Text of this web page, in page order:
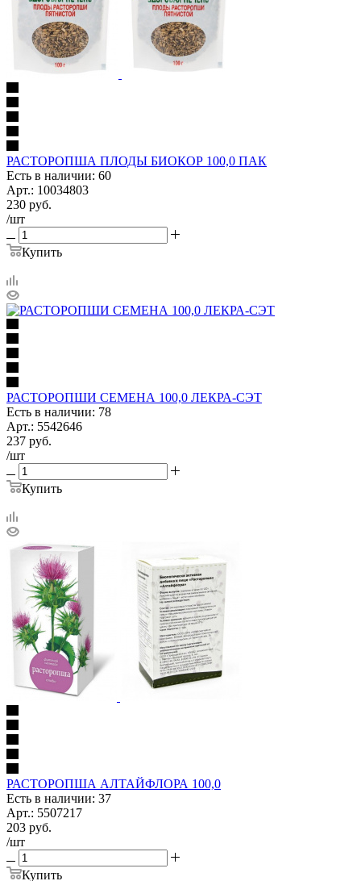
РАСТОРОПША ПЛОДЫ БИОКОР 100,0 ПАК
Есть в наличии: 60
Арт.: 10034803
230 руб.
/шт
Купить
РАСТОРОПШИ СЕМЕНА 100,0 ЛЕКРА-СЭТ
Есть в наличии: 78
Арт.: 5542646
237 руб.
/шт
Купить
РАСТОРОПША АЛТАЙФЛОРА 100,0
Есть в наличии: 37
Арт.: 5507217
203 руб.
/шт
Купить